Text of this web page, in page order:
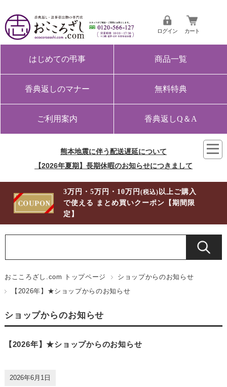
ログイン カート
はじめての弔事 商品一覧
香典返しのマナー 無料特典
ご利用案内 香典返しQ＆A
熊本地震に伴う配送遅延について
【2026年夏期】長期休暇のお知らせにつきまして
3万円・5万円・10万円(税込) 以上ご購入
で使える まとめ買いクーポン【期間限
定】
おこころざし.com トップページ
ショップからのお知らせ
【2026年】★ショップからのお知らせ
ショップからのお知らせ
【2026年】★ショップからのお知らせ
2026年6月1日